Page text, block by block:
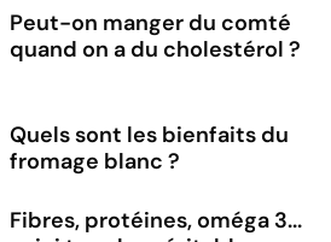
Peut-on manger du comté
quand on a du cholestérol ?
Quels sont les bienfaits du
fromage blanc ?
Fibres, protéines, oméga 3...